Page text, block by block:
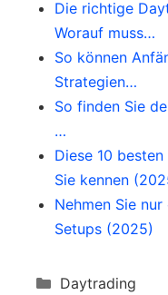
Die richtige
Worauf muss…
So können
Strategien…
So finden Sie
…
Diese 10
Sie kennen
Nehmen Sie
Setups (2025)
Categories
Daytrading